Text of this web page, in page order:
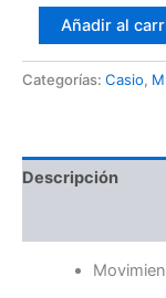
Añadir al
Categorías: Casio,
Descripción